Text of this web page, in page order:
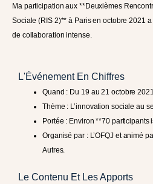
Ma participation aux **Deuxièmes
Sociale (RIS 2)** à Paris en octobre 2021
de collaboration intense.
L'Événement En Chiffres
Quand : Du 19 au 21 octobre
Thème : L’innovation sociale au
Portée : Environ **70 participants
Organisé par : L’OFQJ et animé
Autres.
Le Contenu Et Les Apports